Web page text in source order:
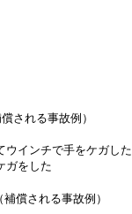
償される事故例）
ウインチで手をケガした
ガをした
（補償される事故例）